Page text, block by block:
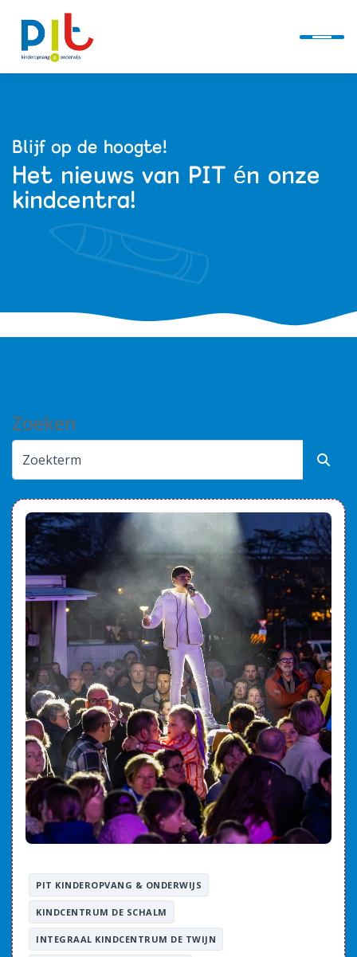
Alles over PIT
Kindcentra
Actueel
Werken bij PIT
Blijf op de hoogte!
Het nieuws van PIT én onze
kindcentra!
Zoeken
PIT KINDEROPVANG & ONDERWIJS
KINDCENTRUM DE SCHALM
INTEGRAAL KINDCENTRUM DE TWIJN